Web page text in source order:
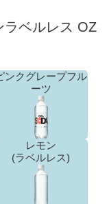
ラベルレス OZ
ンクグレープフル
ーツ
レモン
(ラベルレス)